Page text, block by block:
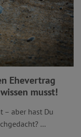
Ehevertrag
musst!
– aber hast Du
...